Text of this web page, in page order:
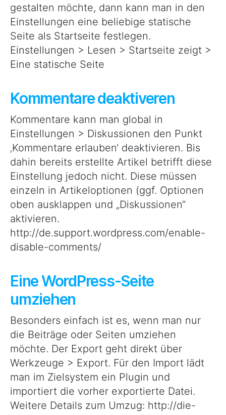
gestalten möchte, dann kann man in den
Einstellungen eine beliebige statische
Seite als Startseite festlegen.
Einstellungen > Lesen > Startseite zeigt >
Eine statische Seite
Kommentare deaktiveren
Kommentare kann man global in
Einstellungen > Diskussionen den Punkt
‚Kommentare erlauben‘ deaktivieren. Bis
dahin bereits erstellte Artikel betrifft diese
Einstellung jedoch nicht. Diese müssen
einzeln in Artikeloptionen (ggf. Optionen
oben ausklappen und „Diskussionen“
aktivieren.
http://de.support.wordpress.com/enable-
disable-comments/
Eine WordPress-Seite
umziehen
Besonders einfach ist es, wenn man nur
die Beiträge oder Seiten umziehen
möchte. Der Export geht direkt über
Werkzeuge > Export. Für den Import lädt
man im Zielsystem ein Plugin und
importiert die vorher exportierte Datei.
Weitere Details zum Umzug: http://die-